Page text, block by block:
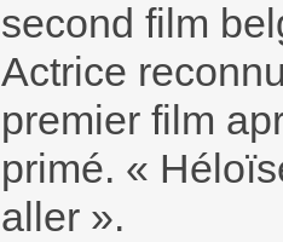
second film
Actrice
premier film
primé. «
aller ».